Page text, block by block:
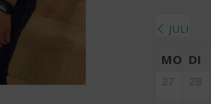
JULI
MO DI